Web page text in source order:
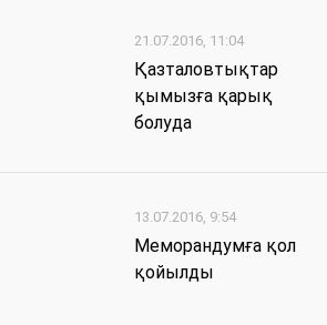
21.07.2016, 11:04
Қазталовтықтар
қымызға қарық
болуда
13.07.2016, 9:54
Меморандумға қол
қойылды